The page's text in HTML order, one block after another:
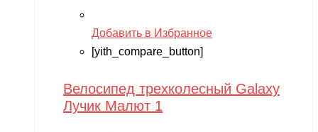
Добавить в Избранное
[yith_compare_button]
Велосипед трехколесный Galaxy
Лучик Малют 1